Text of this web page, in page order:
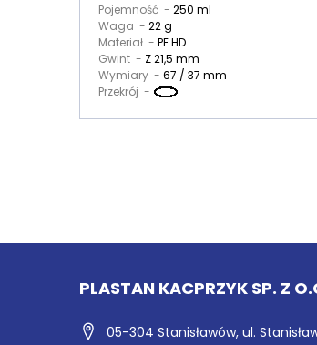
Pojemność - 250 ml
Waga - 22 g
Materiał - PE HD
Gwint - Z 21,5 mm
Wymiary - 67 / 37 mm
Przekrój -
PLASTAN KACPRZYK SP. Z
05-304 Stanisławów, ul.